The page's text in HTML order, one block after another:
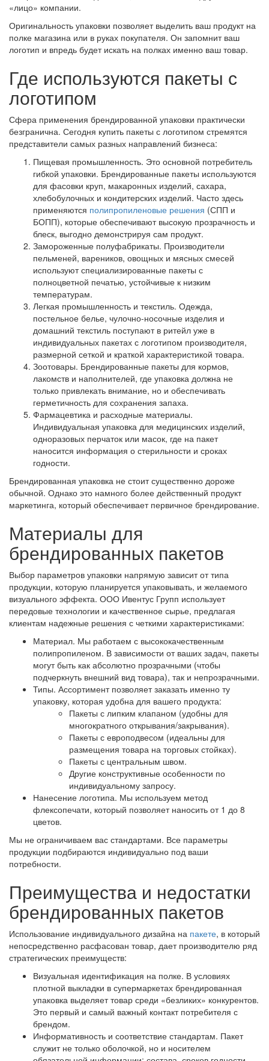
«лицо» компании.
Оригинальность упаковки позволяет выделить ваш продукт на
полке магазина или в руках покупателя. Он запомнит ваш
логотип и впредь будет искать на полках именно ваш товар.
Где используются пакеты с
логотипом
Сфера применения брендированной упаковки практически
безгранична. Сегодня купить пакеты с логотипом стремятся
представители самых разных направлений бизнеса:
Пищевая промышленность. Это основной потребитель
гибкой упаковки. Брендированные пакеты используются
для фасовки круп, макаронных изделий, сахара,
хлебобулочных и кондитерских изделий. Часто здесь
применяются полипропиленовые решения (СПП и
БОПП), которые обеспечивают высокую прозрачность и
блеск, выгодно демонстрируя сам продукт.
Замороженные полуфабрикаты. Производители
пельменей, вареников, овощных и мясных смесей
используют специализированные пакеты с
полноцветной печатью, устойчивые к низким
температурам.
Легкая промышленность и текстиль. Одежда,
постельное белье, чулочно-носочные изделия и
домашний текстиль поступают в ритейл уже в
индивидуальных пакетах с логотипом производителя,
размерной сеткой и краткой характеристикой товара.
Зоотовары. Брендированные пакеты для кормов,
лакомств и наполнителей, где упаковка должна не
только привлекать внимание, но и обеспечивать
герметичность для сохранения запаха.
Фармацевтика и расходные материалы.
Индивидуальная упаковка для медицинских изделий,
одноразовых перчаток или масок, где на пакет
наносится информация о стерильности и сроках
годности.
Брендированная упаковка не стоит существенно дороже
обычной. Однако это намного более действенный продукт
маркетинга, который обеспечивает первичное брендирование.
Материалы для
брендированных пакетов
Выбор параметров упаковки напрямую зависит от типа
продукции, которую планируется упаковывать, и желаемого
визуального эффекта. ООО Ивентус Групп использует
передовые технологии и качественное сырье, предлагая
клиентам надежные решения с четкими характеристиками:
Материал. Мы работаем с высококачественным
полипропиленом. В зависимости от ваших задач, пакеты
могут быть как абсолютно прозрачными (чтобы
подчеркнуть внешний вид товара), так и непрозрачными.
Типы. Ассортимент позволяет заказать именно ту
упаковку, которая удобна для вашего продукта:
Пакеты с липким клапаном (удобны для
многократного открывания/закрывания).
Пакеты с европодвесом (идеальны для
размещения товара на торговых стойках).
Пакеты с центральным швом.
Другие конструктивные особенности по
индивидуальному запросу.
Нанесение логотипа. Мы используем метод
флексопечати, который позволяет наносить от 1 до 8
цветов.
Мы не ограничиваем вас стандартами. Все параметры
продукции подбираются индивидуально под ваши
потребности.
Преимущества и недостатки
брендированных пакетов
Использование индивидуального дизайна на пакете, в который
непосредственно расфасован товар, дает производителю ряд
стратегических преимуществ:
Визуальная идентификация на полке. В условиях
плотной выкладки в супермаркетах брендированная
упаковка выделяет товар среди «безликих» конкурентов.
Это первый и самый важный контакт потребителя с
брендом.
Информативность и соответствие стандартам. Пакет
служит не только оболочкой, но и носителем